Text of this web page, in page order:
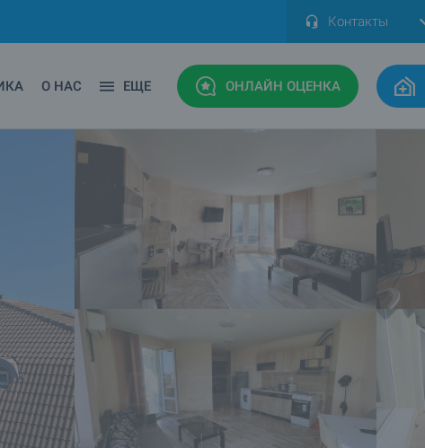
Контакты
О НАС ЕЩЕ ОНЛАЙН ОЦЕНКА